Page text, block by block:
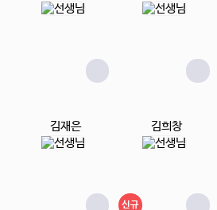
김재은 김희창
신규